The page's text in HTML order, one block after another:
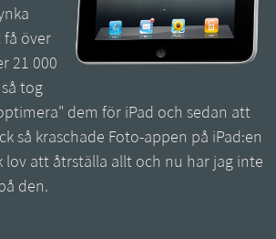
få över
21 000
tog
dem för iPad och sedan att
så kraschade Foto-appen på iPad:en
lov att åtrställa allt och nu har jag inte
den.